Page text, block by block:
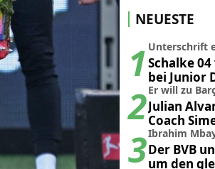
NEUESTE
1 Unterschrift
Schalke
bei Junior
2Er will zu
Julian
Coach
3Ibrahim
Der BVB
um den